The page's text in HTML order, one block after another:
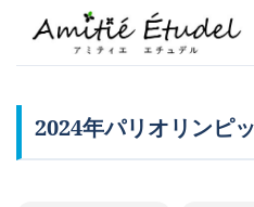
2024年パリオリンピ